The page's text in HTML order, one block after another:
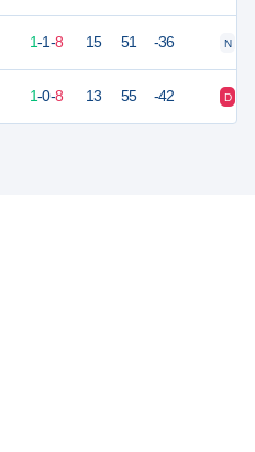
1-1-8 15 51 -36 N
1-0-8 13 55 -42 D